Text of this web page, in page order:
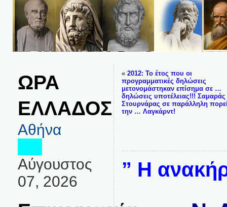
ΩΡΑ
ΕΛΛΑΔΟΣ
Αθήνα
Αύγουστος
07, 2026
« 2012: Το έτος που οι
προγραμματικές δηλώσεις
μετονομάστηκαν επίσημα σε …
δηλώσεις υποτέλειας!!! Σαμαράς
Στουρνάρας σε παράλληλη
την … Λαγκάρντ!
” Η